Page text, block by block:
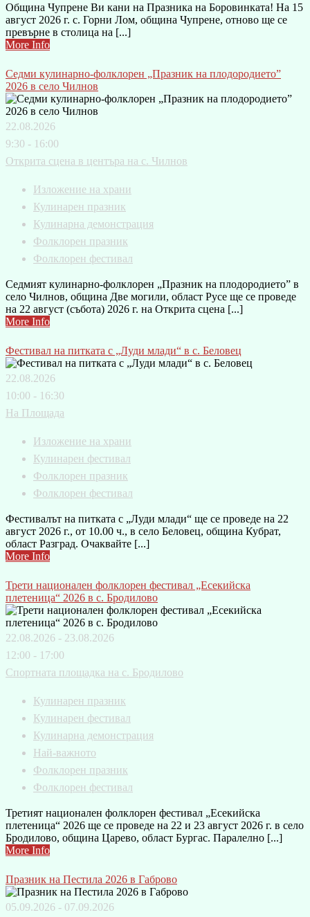
Община Чупрене Ви кани на Празника на Боровинката! На 15
август 2026 г. с. Горни Лом, община Чупрене, отново ще се
превърне в столица на [...]
More Info
Седми кулинарно-фолклорен „Празник на плодородието”
2026 в село Чилнов
22.08.2026
9:30 - 16:00
Открита сцена в центъра на с. Чилнов
Изложение на храни
Кулинарен празник
Кулинарна демонстрация
Фолклорен празник
Фолклорен фестивал
Седмият кулинарно-фолклорен „Празник на плодородието” в
село Чилнов, община Две могили, област Русе ще се проведе
на 22 август (събота) 2026 г. на Открита сцена [...]
More Info
Фестивал на питката с „Луди млади“ в с. Беловец
22.08.2026
10:00 - 16:30
На Площада
Изложение на храни
Кулинарен фестивал
Фолклорен празник
Фолклорен фестивал
Фестивалът на питката с „Луди млади“ ще се проведе на 22
август 2026 г., от 10.00 ч., в село Беловец, община Кубрат,
област Разград. Очаквайте [...]
More Info
Трети национален фолклорен фестивал „Есекийска
плетеница“ 2026 в с. Бродилово
22.08.2026 - 23.08.2026
12:00 - 17:00
Спортната площадка на с. Бродилово
Кулинарен празник
Кулинарен фестивал
Кулинарна демонстрация
Най-важното
Фолклорен празник
Фолклорен фестивал
Третият национален фолклорен фестивал „Есекийска
плетеница“ 2026 ще се проведе на 22 и 23 август 2026 г. в село
Бродилово, община Царево, област Бургас. Паралелно [...]
More Info
Празник на Пестила 2026 в Габрово
05.09.2026 - 07.09.2026